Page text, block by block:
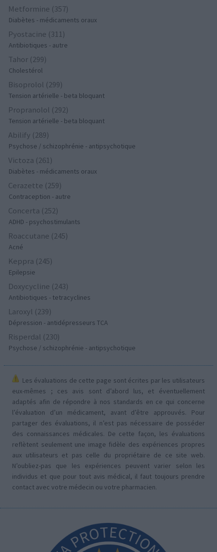
Metformine (357)
Diabètes - médicaments oraux
Pyostacine (311)
Antibiotiques - autre
Tahor (299)
Cholestérol
Bisoprolol (299)
Tension artérielle - beta bloquant
Propranolol (292)
Tension artérielle - beta bloquant
Abilify (289)
Psychose / schizophrénie - antipsychotique
Victoza (261)
Diabètes - médicaments oraux
Cerazette (259)
Contraception - autre
Concerta (252)
ADHD - psychostimulants
Roaccutane (245)
Acné
Keppra (245)
Epilepsie
Doxycycline (243)
Antibiotiques - tetracyclines
Laroxyl (239)
Dépression - antidépresseurs TCA
Risperdal (230)
Psychose / schizophrénie - antipsychotique
Les évaluations de cette page sont écrites par les utilisateurs
eux-mêmes ; ces avis sont d’abord lus, et éventuellement
adaptés afin de répondre à nos standards en ce qui concerne
l’évaluation d’un médicament, avant d’être approuvés. Pour
partager des évaluations, il n’est pas nécessaire de posséder
des connaissances médicales. De cette façon, les évaluations
reflètent seulement une image fidèle des expériences propres
aux utilisateurs et pas celle du propriétaire de ce site web.
N’oubliez-pas que les expériences peuvent varier selon les
individus et que pour tout avis médical, il faut toujours prendre
contact avec votre médecin ou votre pharmacien.